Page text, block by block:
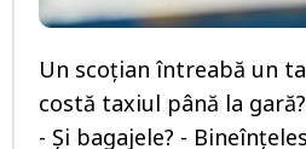
Un scoțian întreabă un
costă taxiul până la
- Și bagajele? -